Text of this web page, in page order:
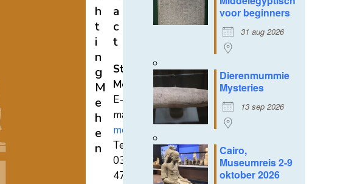
voor beginners
31 aug 2026
Dierenmummie
Mysteries
13 sep 2026
Cairo,
Museumreis 2-9
oktober 2026
h
t
i
n
g
M
e
h
e
n
a
c
t
Stichting
Mehen
E-
mail:
mehen@hetnet.nl
Tel.:
0318-
471689